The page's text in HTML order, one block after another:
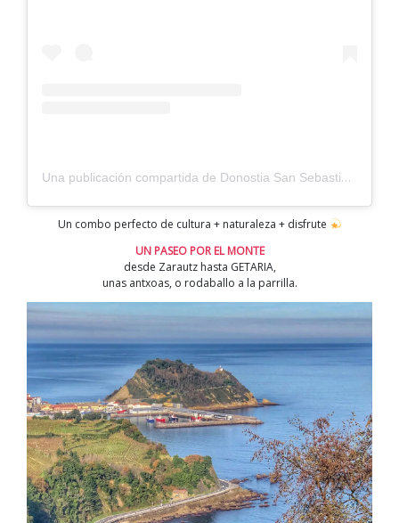
Una publicación compartida de Donostia San Sebastián (@sistersandthecity)
Un combo perfecto de cultura + naturaleza + disfrute
UN PASEO POR EL MONTE
desde Zarautz hasta GETARIA,
unas antxoas, o rodaballo a la parrilla.